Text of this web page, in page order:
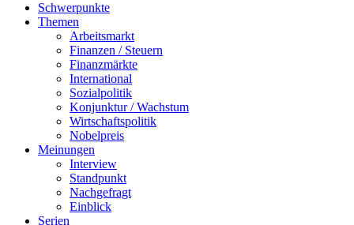
Schwerpunkte
Themen
Arbeitsmarkt
Finanzen / Steuern
Finanzmärkte
International
Sozialpolitik
Konjunktur / Wachstum
Wirtschaftspolitik
Nobelpreis
Meinungen
Interview
Standpunkt
Nachgefragt
Einblick
Serien